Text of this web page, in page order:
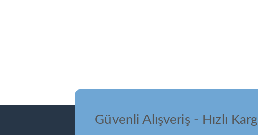
Güvenli Alışveriş - Hızlı